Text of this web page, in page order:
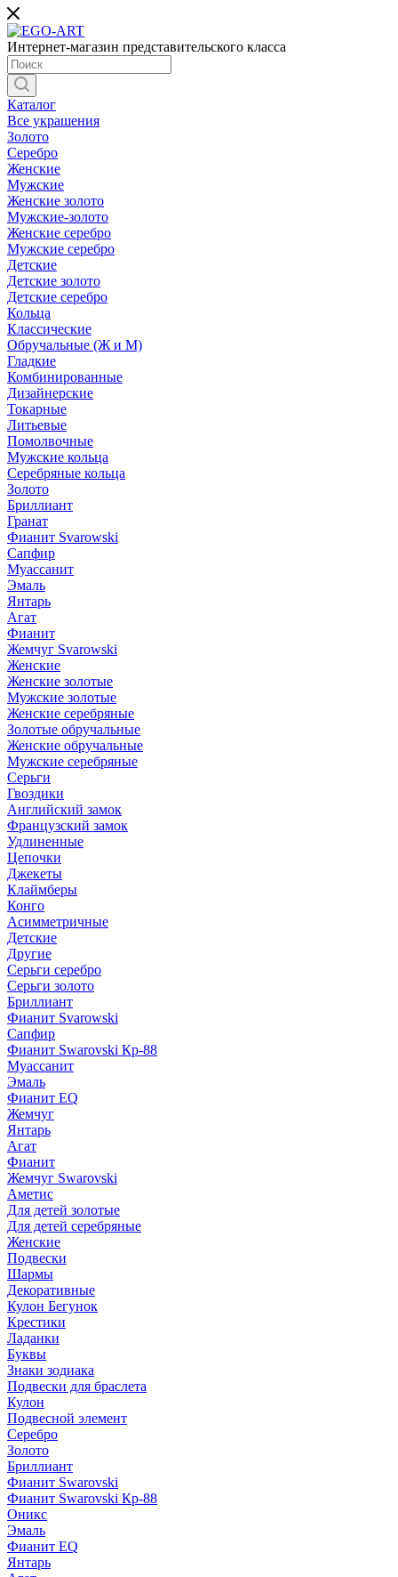
Интернет-магазин представительского класса
Каталог
Все украшения
Золото
Серебро
Женские
Мужские
Женские золото
Мужские-золото
Женские серебро
Мужские серебро
Детские
Детские золото
Детские серебро
Кольца
Классические
Обручальные (Ж и М)
Гладкие
Комбинированные
Дизайнерские
Токарные
Литьевые
Помолвочные
Мужские кольца
Серебряные кольца
Золото
Бриллиант
Гранат
Фианит Svarowski
Сапфир
Муассанит
Эмаль
Янтарь
Агат
Фианит
Жемчуг Svarowski
Женские
Женские золотые
Мужские золотые
Женские серебряные
Золотые обручальные
Женские обручальные
Мужские серебряные
Серьги
Гвоздики
Английский замок
Французский замок
Удлиненные
Цепочки
Джекеты
Клаймберы
Конго
Асимметричные
Детские
Другие
Серьги серебро
Серьги золото
Бриллиант
Фианит Svarowski
Сапфир
Фианит Swarovski Кр-88
Муассанит
Эмаль
Фианит EQ
Жемчуг
Янтарь
Агат
Фианит
Жемчуг Swarovski
Аметис
Для детей золотые
Для детей серебряные
Женские
Подвески
Шармы
Декоративные
Кулон Бегунок
Крестики
Ладанки
Буквы
Знаки зодиака
Подвески для браслета
Кулон
Подвесной элемент
Серебро
Золото
Бриллиант
Фианит Swarovski
Фианит Swarovski Кр-88
Оникс
Эмаль
Фианит EQ
Янтарь